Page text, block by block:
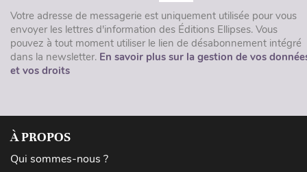
Votre adresse de messagerie est uniquement utilisée pour vous
envoyer les lettres d'information des Éditions Ellipses. Vous
pouvez à tout moment utiliser le lien de désabonnement intégré
dans la newsletter. En savoir plus sur la gestion de vos
et vos droits
À PROPOS
Qui sommes-nous ?